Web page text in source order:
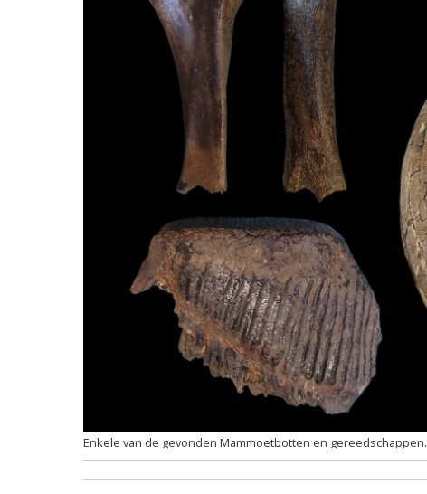
Enkele van de gevonden Mammoetbotten en gereedschappen.